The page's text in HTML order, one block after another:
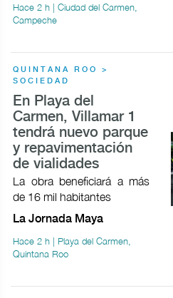
Hace 2 h | Ciudad del Carmen,
Campeche
QUINTANA ROO >
SOCIEDAD
En Playa del
Carmen, Villamar 1
tendrá nuevo parque
y repavimentación
de vialidades
La obra beneficiará a más
de 16 mil habitantes
La Jornada Maya
Hace 2 h | Playa del Carmen,
Quintana Roo